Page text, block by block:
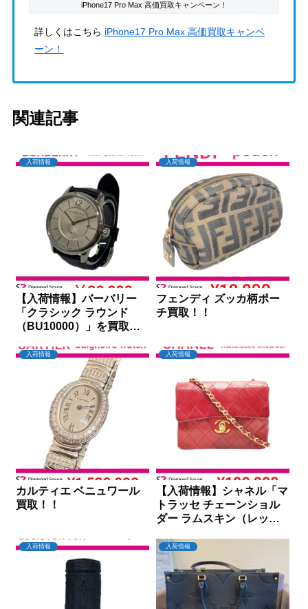
iPhone17 Pro Max 高価買取キャンペーン！
詳しくはこちら iPhone17 Pro Max 高価買取キャンペ
ーン！
関連記事
入荷情報
【入荷情報】バーバリー
「クラシック ラウンド
（BU10000）」を買取り
ブン
入荷情報
フェンディ ズッカ柄ポー
チ買取！！
入荷情報
カルティエ ベニュワール
買取！！
入荷情報
【入荷情報】シャネル「マ
トラッセ チェーンショル
ダー ラムスキン（レッ
ダイヤモンドセブン
入荷情報 入荷情報